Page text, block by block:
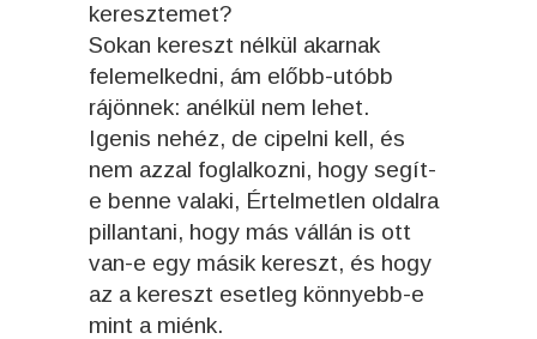
keresztemet?
Sokan kereszt nélkül akarnak
felemelkedni, ám előbb-utóbb
rájönnek: anélkül nem lehet.
Igenis nehéz, de cipelni kell, és
nem azzal foglalkozni, hogy segít-
e benne valaki, Értelmetlen oldalra
pillantani, hogy más vállán is ott
van-e egy másik kereszt, és hogy
az a kereszt esetleg könnyebb-e
mint a miénk.